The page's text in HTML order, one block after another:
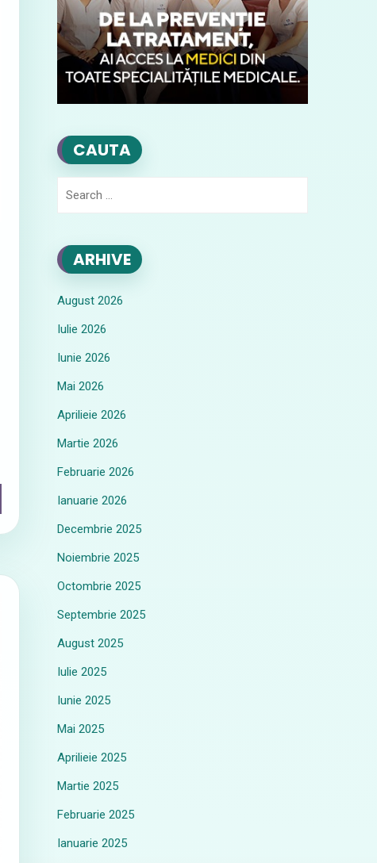
CAUTA
ARHIVE
August 2026
Iulie 2026
Iunie 2026
Mai 2026
Aprilieie 2026
Martie 2026
Februarie 2026
Ianuarie 2026
Decembrie 2025
Noiembrie 2025
Octombrie 2025
Septembrie 2025
August 2025
Iulie 2025
Iunie 2025
Mai 2025
Aprilieie 2025
Martie 2025
Februarie 2025
Ianuarie 2025